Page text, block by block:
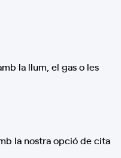
la llum, el gas o les
la nostra opció de cita